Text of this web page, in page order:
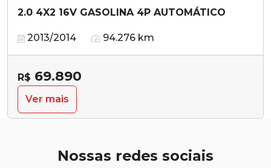
2.0 4X2 16V GASOLINA 4P AUTOMÁTICO
2013/2014 94.276 km
R$ 69.890
Ver mais
Nossas redes sociais